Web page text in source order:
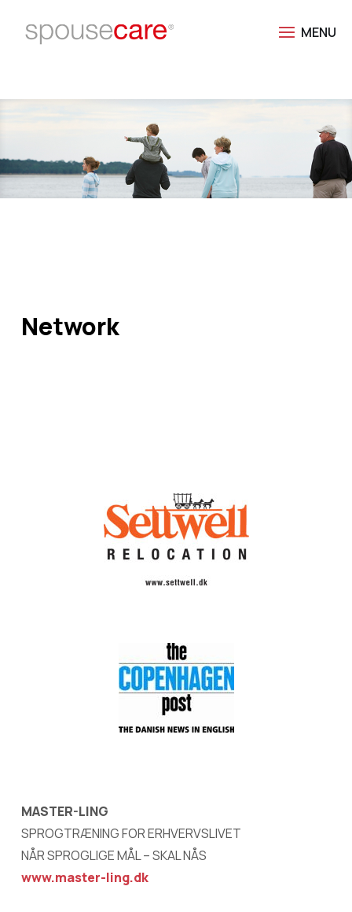
Network
MASTER-LING
SPROGTRÆNING FOR ERHVERVSLIVET
NÅR SPROGLIGE MÅL – SKAL NÅS
www.master-ling.dk